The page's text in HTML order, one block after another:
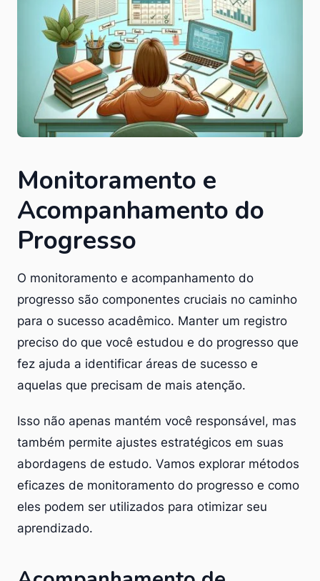
Monitoramento e
Acompanhamento do
Progresso
O monitoramento e acompanhamento do
progresso são componentes cruciais no caminho
para o sucesso acadêmico. Manter um registro
preciso do que você estudou e do progresso que
fez ajuda a identificar áreas de sucesso e
aquelas que precisam de mais atenção.
Isso não apenas mantém você responsável, mas
também permite ajustes estratégicos em suas
abordagens de estudo. Vamos explorar métodos
eficazes de monitoramento do progresso e como
eles podem ser utilizados para otimizar seu
aprendizado.